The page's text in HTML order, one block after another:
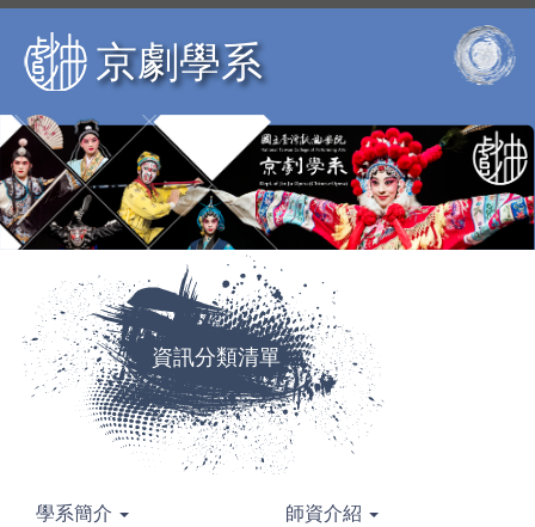
到
主
內
容
區
京劇學系
資訊分類清單
學系簡介
師資介紹